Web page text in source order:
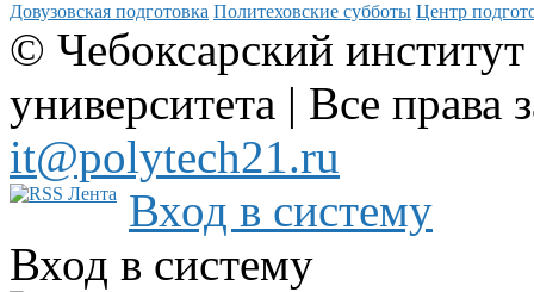
Довузовская подготовка Политеховские субботы Центр
© Чебоксарский
университета | Все
it@polytech21.ru
Вход в систему
Вход в систему